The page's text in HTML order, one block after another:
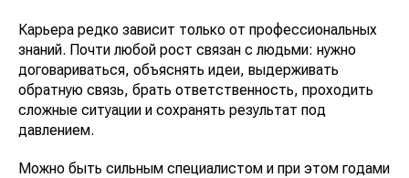
Карьера редко зависит только от профессиональных
знаний. Почти любой рост связан с людьми: нужно
договариваться, объяснять идеи, выдерживать
обратную связь, брать ответственность, проходить
сложные ситуации и сохранять результат под
давлением.
Можно быть сильным специалистом и при этом годами